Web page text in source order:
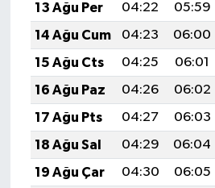
13 Ağu Per
04:22 05:59
14 Ağu Cum
04:23 06:00
15 Ağu Cts
04:25 06:01
16 Ağu Paz
04:26 06:02
17 Ağu Pts
04:27 06:03
18 Ağu Sal
04:29 06:04
19 Ağu Çar
04:30 06:05